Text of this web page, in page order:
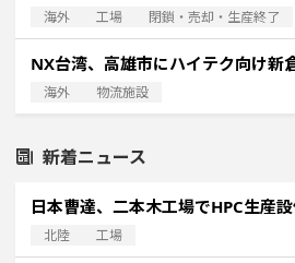
海外 工場 閉鎖・売却・生産終了
NX台湾、高雄市にハイテク向け新
海外 物流施設
新着ニュース
日本曹達、二本木工場でHPC生産
北陸 工場